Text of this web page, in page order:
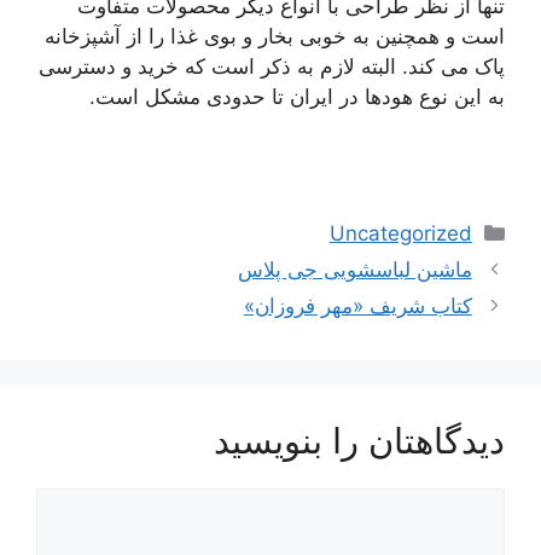
تنها از نظر طراحی با انواع دیگر محصولات متفاوت
است و همچنین به خوبی بخار و بوی غذا را از آشپزخانه
پاک می کند. البته لازم به ذکر است که خرید و دسترسی
به این نوع هودها در ایران تا حدودی مشکل است.
دسته‌ها
Uncategorized
ناوبری
نوشته‌ها
ماشین لباسشویی جی پلاس
کتاب شریف «مهر فروزان»
دیدگاهتان را بنویسید